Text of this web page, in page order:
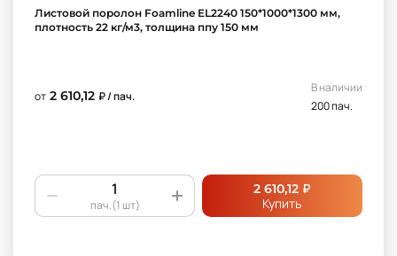
Листовой поролон Foamline EL2240 150*1000*1300 мм,
плотность 22 кг/м3, толщина ппу 150 мм
от 2 610,12 ₽ / пач.
В наличии
200 пач.
пач.(1 шт)
2 610,12 ₽
Купить